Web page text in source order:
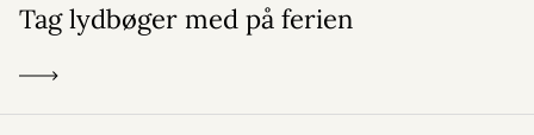
Tag lydbøger med på ferien